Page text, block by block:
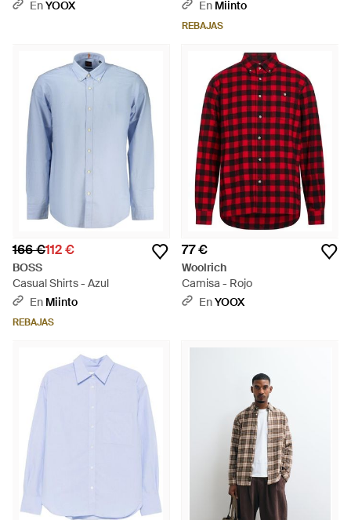
EnYOOX En Miinto
REBAJAS
166 €112 €
BOSS
Casual Shirts - Azul
En Miinto
REBAJAS
77 €
Woolrich
Camisa - Rojo
EnYOOX